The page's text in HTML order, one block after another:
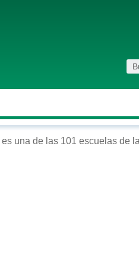
es una de las 101 escuelas de